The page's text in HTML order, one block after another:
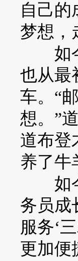
自己的
梦想，
如今
也从最
车。“
想。”
道布登
养了牛
如今
务员成
服务‘
更加便